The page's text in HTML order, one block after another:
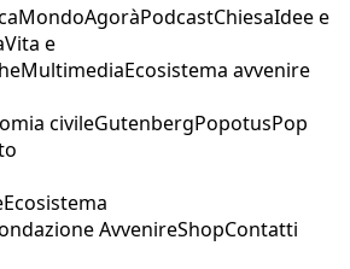
MondoAgoràPodcastChiesaIdee e
Vita e
MultimediaEcosistema avvenire
civileGutenbergPopotusPop
Ecosistema
AvvenireShopContatti